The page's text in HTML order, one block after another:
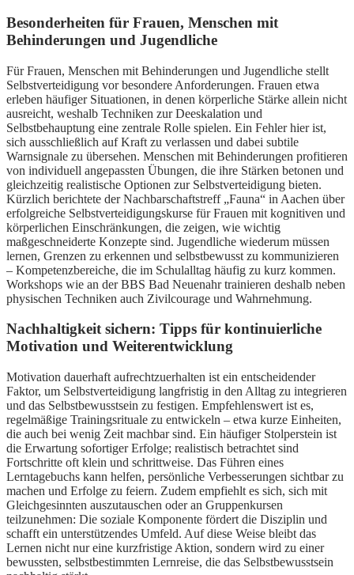
Besonderheiten für Frauen, Menschen mit
Behinderungen und Jugendliche
Für Frauen, Menschen mit Behinderungen und Jugendliche stellt
Selbstverteidigung vor besondere Anforderungen. Frauen etwa
erleben häufiger Situationen, in denen körperliche Stärke allein nicht
ausreicht, weshalb Techniken zur Deeskalation und
Selbstbehauptung eine zentrale Rolle spielen. Ein Fehler hier ist,
sich ausschließlich auf Kraft zu verlassen und dabei subtile
Warnsignale zu übersehen. Menschen mit Behinderungen profitieren
von individuell angepassten Übungen, die ihre Stärken betonen und
gleichzeitig realistische Optionen zur Selbstverteidigung bieten.
Kürzlich berichtete der Nachbarschaftstreff „Fauna“ in Aachen über
erfolgreiche Selbstverteidigungskurse für Frauen mit kognitiven und
körperlichen Einschränkungen, die zeigen, wie wichtig
maßgeschneiderte Konzepte sind. Jugendliche wiederum müssen
lernen, Grenzen zu erkennen und selbstbewusst zu kommunizieren
– Kompetenzbereiche, die im Schulalltag häufig zu kurz kommen.
Workshops wie an der BBS Bad Neuenahr trainieren deshalb neben
physischen Techniken auch Zivilcourage und Wahrnehmung.
Nachhaltigkeit sichern: Tipps für kontinuierliche
Motivation und Weiterentwicklung
Motivation dauerhaft aufrechtzuerhalten ist ein entscheidender
Faktor, um Selbstverteidigung langfristig in den Alltag zu integrieren
und das Selbstbewusstsein zu festigen. Empfehlenswert ist es,
regelmäßige Trainingsrituale zu entwickeln – etwa kurze Einheiten,
die auch bei wenig Zeit machbar sind. Ein häufiger Stolperstein ist
die Erwartung sofortiger Erfolge; realistisch betrachtet sind
Fortschritte oft klein und schrittweise. Das Führen eines
Lerntagebuchs kann helfen, persönliche Verbesserungen sichtbar zu
machen und Erfolge zu feiern. Zudem empfiehlt es sich, sich mit
Gleichgesinnten auszutauschen oder an Gruppenkursen
teilzunehmen: Die soziale Komponente fördert die Disziplin und
schafft ein unterstützendes Umfeld. Auf diese Weise bleibt das
Lernen nicht nur eine kurzfristige Aktion, sondern wird zu einer
bewussten, selbstbestimmten Lernreise, die das Selbstbewusstsein